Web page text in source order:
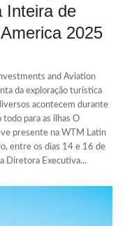
Inteira de
2025
and Aviation
da exploração turística
acontecem durante
para as ilhas O
presente na WTM Latin
entre os dias 14 e 16 de
Diretora Executiva...